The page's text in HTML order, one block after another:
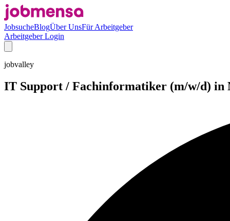
JobsucheBlogÜber UnsFür Arbeitgeber
Arbeitgeber Login
jobvalley
IT Support / Fachinformatiker (m/w/d) in